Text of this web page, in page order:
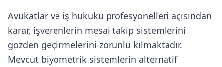
Avukatlar ve iş hukuku profesyonelleri açısından
karar, işverenlerin mesai takip sistemlerini
gözden geçirmelerini zorunlu kılmaktadır.
Mevcut biyometrik sistemlerin alternatif